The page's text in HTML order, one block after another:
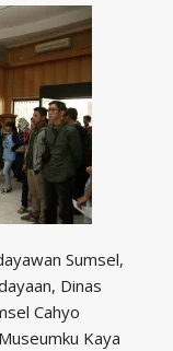
Sumsel,
Dinas
Cahyo
Kaya